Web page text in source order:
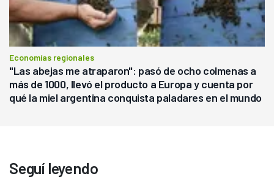
Economías regionales
"Las abejas me atraparon": pasó de ocho colmenas a
más de 1000, llevó el producto a Europa y cuenta por
qué la miel argentina conquista paladares en el mundo
Seguí leyendo